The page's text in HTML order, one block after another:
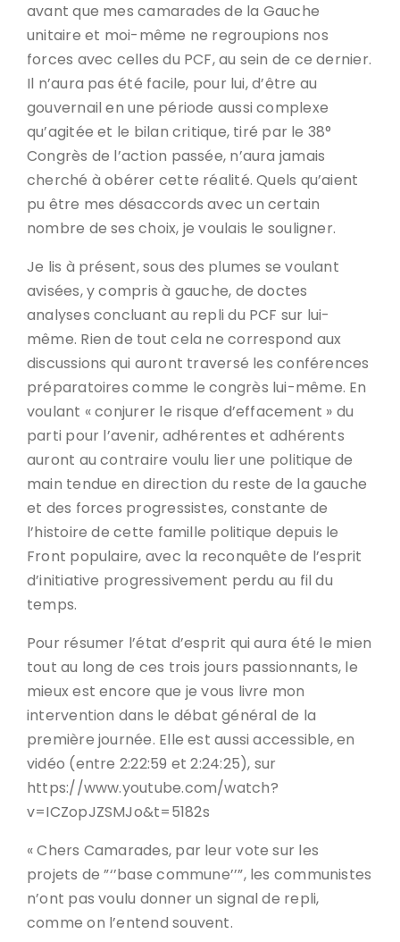
avant que mes camarades de la Gauche
unitaire et moi-même ne regroupions nos
forces avec celles du PCF, au sein de ce dernier.
Il n’aura pas été facile, pour lui, d’être au
gouvernail en une période aussi complexe
qu’agitée et le bilan critique, tiré par le 38°
Congrès de l’action passée, n’aura jamais
cherché à obérer cette réalité. Quels qu’aient
pu être mes désaccords avec un certain
nombre de ses choix, je voulais le souligner.
Je lis à présent, sous des plumes se voulant
avisées, y compris à gauche, de doctes
analyses concluant au repli du PCF sur lui-
même. Rien de tout cela ne correspond aux
discussions qui auront traversé les conférences
préparatoires comme le congrès lui-même. En
voulant « conjurer le risque d’effacement » du
parti pour l’avenir, adhérentes et adhérents
auront au contraire voulu lier une politique de
main tendue en direction du reste de la gauche
et des forces progressistes, constante de
l’histoire de cette famille politique depuis le
Front populaire, avec la reconquête de l’esprit
d’initiative progressivement perdu au fil du
temps.
Pour résumer l’état d’esprit qui aura été le mien
tout au long de ces trois jours passionnants, le
mieux est encore que je vous livre mon
intervention dans le débat général de la
première journée. Elle est aussi accessible, en
vidéo (entre 2:22:59 et 2:24:25), sur
https://www.youtube.com/watch?
v=ICZopJZSMJo&t=5182s
« Chers Camarades, par leur vote sur les
projets de ”‘’base commune’’”, les communistes
n’ont pas voulu donner un signal de repli,
comme on l’entend souvent.